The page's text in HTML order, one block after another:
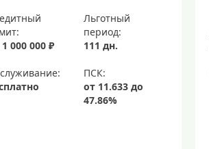
000 000 ₽
Льготный
период:
111 дн.